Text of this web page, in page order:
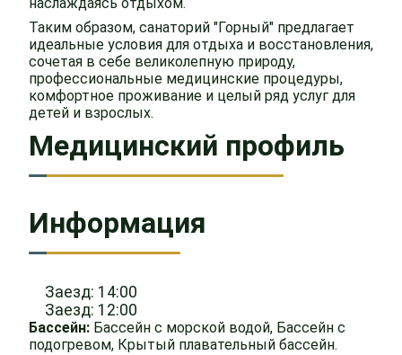
Таким образом, санаторий "Горный" предлагает
идеальные условия для отдыха и восстановления,
сочетая в себе великолепную природу,
профессиональные медицинские процедуры,
комфортное проживание и целый ряд услуг для
детей и взрослых.
Медицинский профиль
Информация
Заезд: 14:00
Заезд: 12:00
Бассейн: Бассейн с морской водой, Бассейн с
подогревом, Крытый плавательный бассейн.